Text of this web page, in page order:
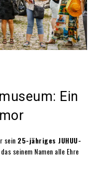
Ein
sein 25-jähriges JUHUU-
seinem Namen alle Ehre